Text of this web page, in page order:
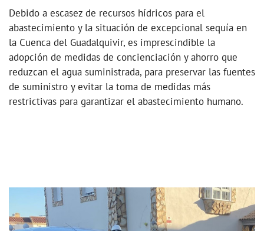
Debido a escasez de recursos hídricos para el
abastecimiento y la situación de excepcional sequía en
la Cuenca del Guadalquivir, es imprescindible la
adopción de medidas de concienciación y ahorro que
reduzcan el agua suministrada, para preservar las fuentes
de suministro y evitar la toma de medidas más
restrictivas para garantizar el abastecimiento humano.